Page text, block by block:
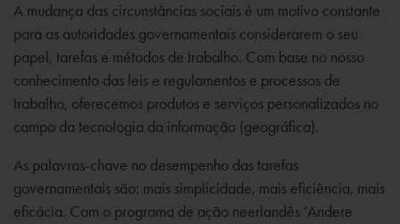
A mudança das circunstâncias sociais é um motivo constante
para as autoridades governamentais considerarem o seu
papel, tarefas e métodos de trabalho. Com base no nosso
conhecimento das leis e regulamentos e processos de
trabalho, oferecemos produtos e serviços personalizados no
campo da tecnologia da informação (geográfica).
As palavras-chave no desempenho das tarefas
governamentais são: mais simplicidade, mais eficiência, mais
eficácia. Com o programa de ação neerlandês ‘Andere